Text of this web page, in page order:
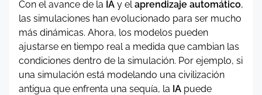
Con el avance de la IA y el aprendizaje automático,
las simulaciones han evolucionado para ser mucho
más dinámicas. Ahora, los modelos pueden
ajustarse en tiempo real a medida que cambian las
condiciones dentro de la simulación. Por ejemplo, si
una simulación está modelando una civilización
antigua que enfrenta una sequía, la IA puede